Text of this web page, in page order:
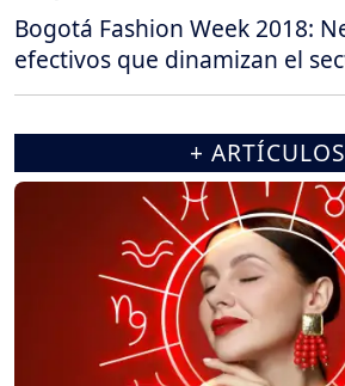
Bogotá Fashion Week 2018:
efectivos que dinamizan el
+ ARTÍCULOS